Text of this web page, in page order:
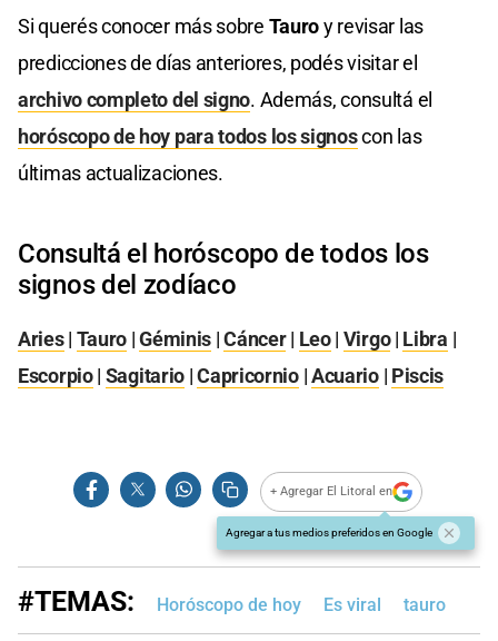
Si querés conocer más sobre Tauroy revisar las
predicciones de días anteriores, podés visitar el
archivo completo del signo. Además, consultá el
horóscopo de hoy para todos los signoscon las
últimas actualizaciones.
Consultá el horóscopo de todos los
signos del zodíaco
Aries| Tauro |Géminis |Cáncer| Leo| Virgo| Libra |
Escorpio| Sagitario |Capricornio|Acuario| Piscis
+ Agregar El Litoral en
Agregar a tus medios preferidos en Google
#TEMAS: Horóscopo de hoy Es viral tauro